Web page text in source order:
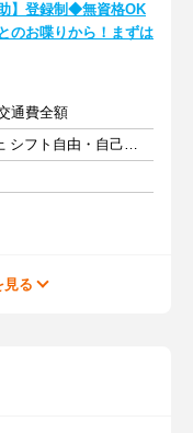
】登録制◆無資格OK
のお喋りから！まずは
通費全額
週3日以上 1日4時間以上 シフト自由・自己申告
見る